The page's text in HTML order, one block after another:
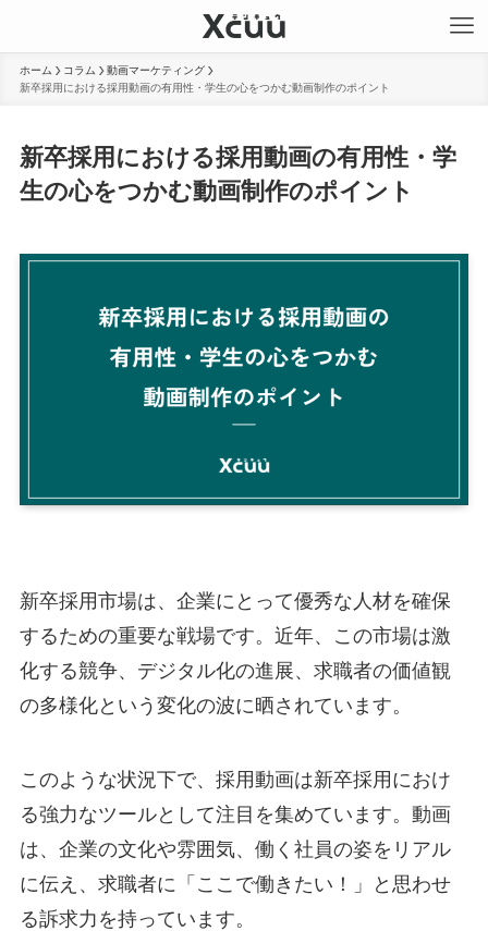
ホーム コラム
動画マーケティング
新卒採用における採用動画の有用性・学生の心をつかむ動画制作のポイント
新卒採用における採用動画の有用性・学
生の心をつかむ動画制作のポイント
新卒採用市場は、企業にとって優秀な人材を確保
するための重要な戦場です。近年、この市場は激
化する競争、デジタル化の進展、求職者の価値観
の多様化という変化の波に晒されています。
このような状況下で、採用動画は新卒採用におけ
る強力なツールとして注目を集めています。動画
は、企業の文化や雰囲気、働く社員の姿をリアル
に伝え、求職者に「ここで働きたい！」と思わせ
る訴求力を持っています。